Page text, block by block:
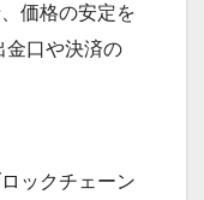
価格の安定を
金口や決済の
ックチェーン